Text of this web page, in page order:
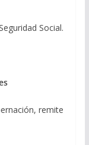
Social.
remite